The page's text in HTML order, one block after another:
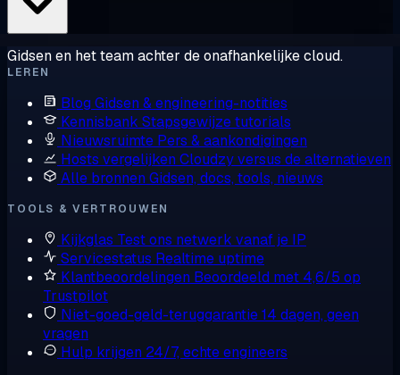
Gidsen en het team achter de onafhankelijke cloud.
LEREN
Blog Gidsen & engineering-notities
Kennisbank Stapsgewijze tutorials
Nieuwsruimte Pers & aankondigingen
Hosts vergelijken Cloudzy versus de alternatieven
Alle bronnen Gidsen, docs, tools, nieuws
TOOLS & VERTROUWEN
Kijkglas Test ons netwerk vanaf je IP
Servicestatus Realtime uptime
Klantbeoordelingen Beoordeeld met 4,6/5 op
Trustpilot
Niet-goed-geld-teruggarantie14 dagen, geen
vragen
Hulp krijgen 24/7, echte engineers